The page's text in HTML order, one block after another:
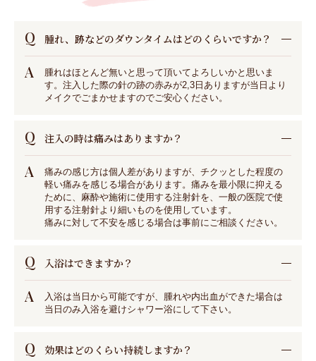
Q 腫れ、跡などのダウンタイムはどのくらいですか？
A
腫れはほとんど無いと思って頂いてよろしいかと思いま
す。注入した際の針の跡の赤みが2,3日ありますが当日より
メイクでごまかせますのでご安心ください。
Q 注入の時は痛みはありますか？
A
痛みの感じ方は個人差がありますが、チクッとした程度の
軽い痛みを感じる場合があります。痛みを最小限に抑える
ために、麻酔や施術に使用する注射針を、一般の医院で使
用する注射針より細いものを使用しています。
痛みに対して不安を感じる場合は事前にご相談ください。
Q 入浴はできますか？
A
入浴は当日から可能ですが、腫れや内出血ができた場合は
当日のみ入浴を避けシャワー浴にして下さい。
Q 効果はどのくらい持続しますか？